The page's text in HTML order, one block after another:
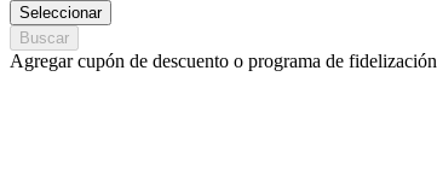
Seleccionar
Buscar
Agregar cupón de descuento o programa de fidelización